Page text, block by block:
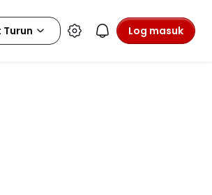
Log masuk